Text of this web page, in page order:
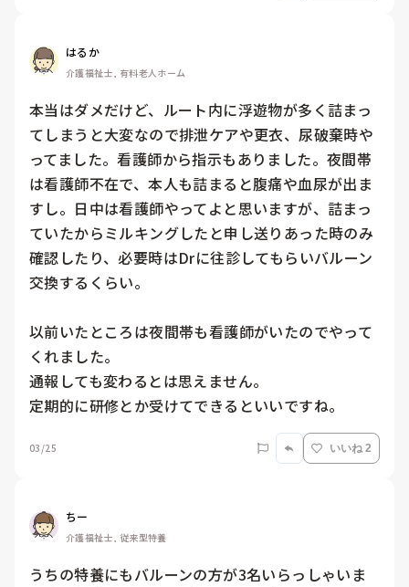
はるか
介護福祉士, 有料老人ホーム
本当はダメだけど、ルート内に浮遊物が多く詰まっ
てしまうと大変なので排泄ケアや更衣、尿破棄時や
ってました。看護師から指示もありました。夜間帯
は看護師不在で、本人も詰まると腹痛や血尿が出ま
すし。日中は看護師やってよと思いますが、詰まっ
ていたからミルキングしたと申し送りあった時のみ
確認したり、必要時はDrに往診してもらいバルーン
交換するくらい。
以前いたところは夜間帯も看護師がいたのでやって
くれました。
通報しても変わるとは思えません。
定期的に研修とか受けてできるといいですね。
03/25 いいね 2
ちー
介護福祉士, 従来型特養
うちの特養にもバルーンの方が3名いらっしゃいま